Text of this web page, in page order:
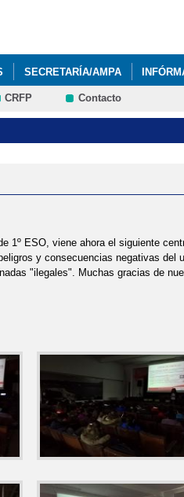
SECRETARÍA/AMPA
CRFP Contacto
1º ESO, viene ahora el siguiente
y consecuencias negativas
"ilegales". Muchas gracias de